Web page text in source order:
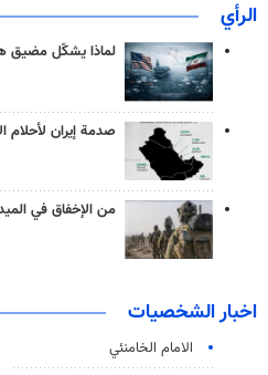
الرأي
لماذا يشكّل مضيق
صدمة إيران لأحلام
من الإخفاق في
اخبار الشخصيات
الامام الخامنئي